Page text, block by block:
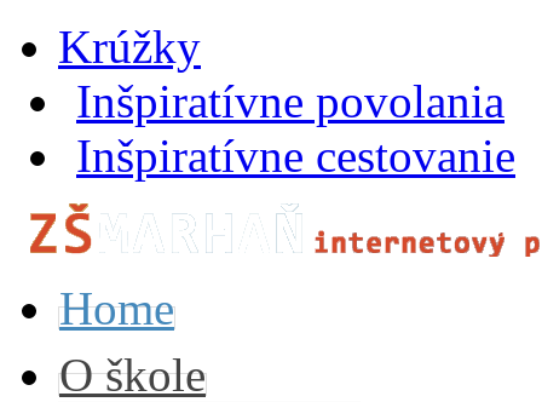
Krúžky
Inšpiratívne povolania
Inšpiratívne cestovanie
Home
O škole